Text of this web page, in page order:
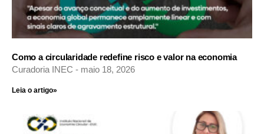
Como a circularidade redefine risco e valor na economia
Curadoria INEC maio 18, 2026
Leia o artigo»